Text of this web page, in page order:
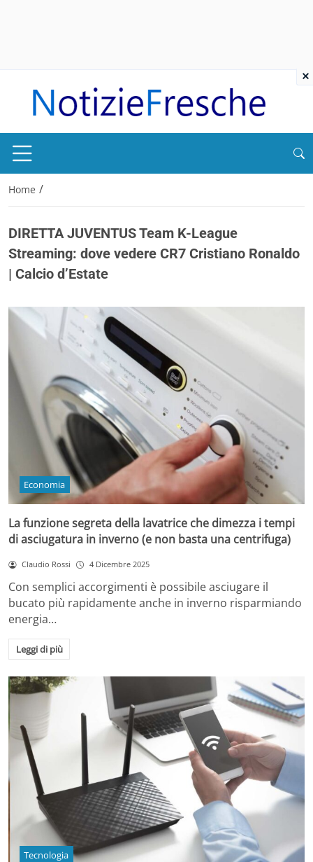
Home /
DIRETTA JUVENTUS Team K-League
Streaming: dove vedere CR7 Cristiano Ronaldo
| Calcio d’Estate
Economia
La funzione segreta della lavatrice che dimezza i tempi
di asciugatura in inverno (e non basta una centrifuga)
Claudio Rossi 4 Dicembre 2025
Con semplici accorgimenti è possibile asciugare il
bucato più rapidamente anche in inverno risparmiando
energia…
Leggi di più
Tecnologia
×